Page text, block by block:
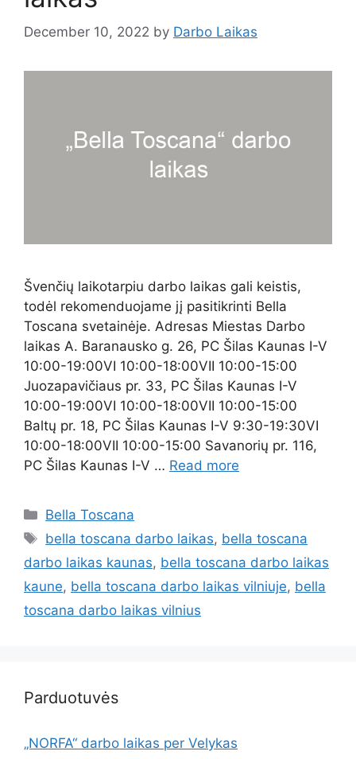
December 10, 2022 by Darbo Laikas
Švenčių laikotarpiu darbo laikas gali keistis,
todėl rekomenduojame jį pasitikrinti Bella
Toscana svetainėje. Adresas Miestas Darbo
laikas A. Baranausko g. 26, PC Šilas Kaunas I-V
10:00-19:00VI 10:00-18:00VII 10:00-15:00
Juozapavičiaus pr. 33, PC Šilas Kaunas I-V
10:00-19:00VI 10:00-18:00VII 10:00-15:00
Baltų pr. 18, PC Šilas Kaunas I-V 9:30-19:30VI
10:00-18:00VII 10:00-15:00 Savanorių pr. 116,
PC Šilas Kaunas I-V … Read more
Bella Toscana
bella toscana darbo laikas, bella toscana
darbo laikas kaunas, bella toscana darbo laikas
kaune, bella toscana darbo laikas vilniuje, bella
toscana darbo laikas vilnius
Parduotuvės
„NORFA“ darbo laikas per Velykas